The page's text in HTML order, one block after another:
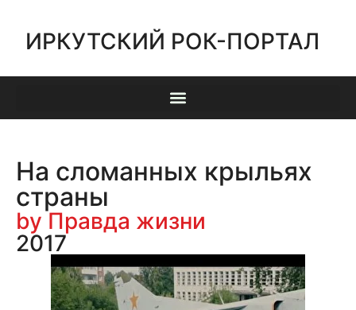
ИРКУТСКИЙ РОК-ПОРТАЛ
На сломанных крыльях
страны
by Правда жизни
2017